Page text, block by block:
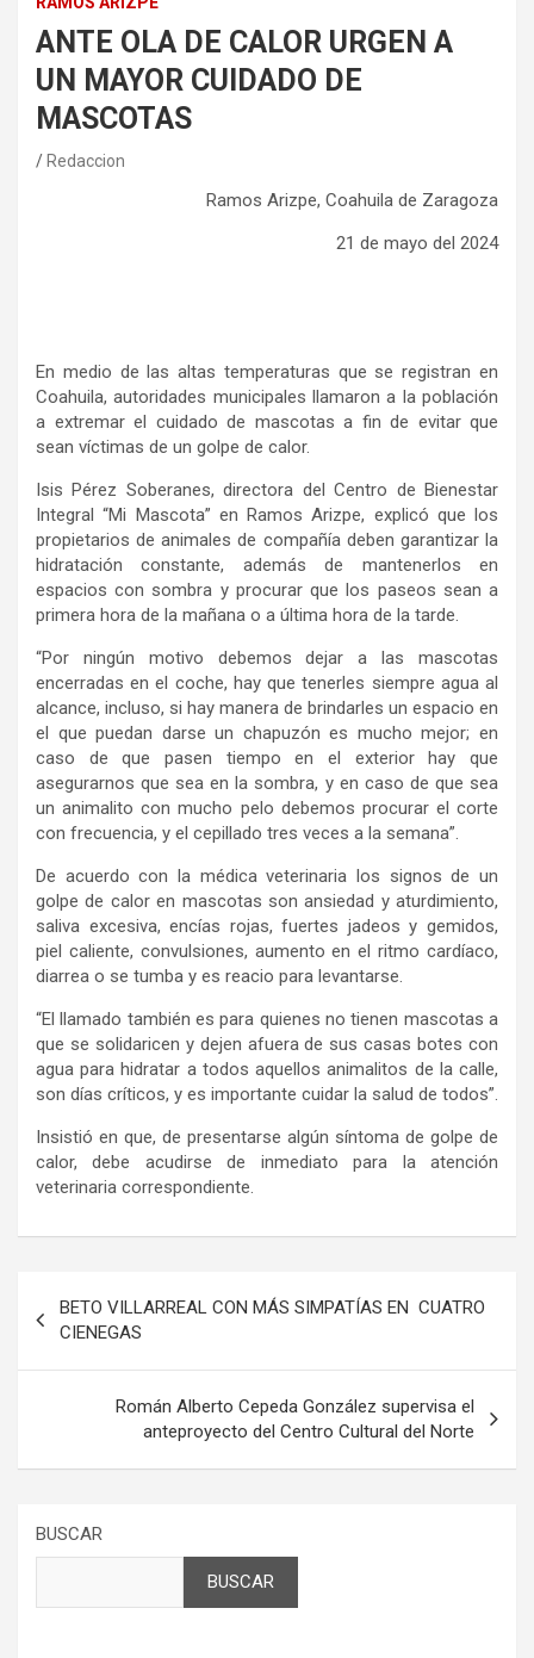
ANTE OLA DE CALOR URGEN A
UN MAYOR CUIDADO DE
MASCOTAS
Redaccion
Ramos Arizpe, Coahuila de Zaragoza
21 de mayo del 2024
En medio de las altas temperaturas que se registran en
Coahuila, autoridades municipales llamaron a la población
a extremar el cuidado de mascotas a fin de evitar que
sean víctimas de un golpe de calor.
Isis Pérez Soberanes, directora del Centro de Bienestar
Integral “Mi Mascota” en Ramos Arizpe, explicó que los
propietarios de animales de compañía deben garantizar la
hidratación constante, además de mantenerlos en
espacios con sombra y procurar que los paseos sean a
primera hora de la mañana o a última hora de la tarde.
“Por ningún motivo debemos dejar a las mascotas
encerradas en el coche, hay que tenerles siempre agua al
alcance, incluso, si hay manera de brindarles un espacio en
el que puedan darse un chapuzón es mucho mejor; en
caso de que pasen tiempo en el exterior hay que
asegurarnos que sea en la sombra, y en caso de que sea
un animalito con mucho pelo debemos procurar el corte
con frecuencia, y el cepillado tres veces a la semana”.
De acuerdo con la médica veterinaria los signos de un
golpe de calor en mascotas son ansiedad y aturdimiento,
saliva excesiva, encías rojas, fuertes jadeos y gemidos,
piel caliente, convulsiones, aumento en el ritmo cardíaco,
diarrea o se tumba y es reacio para levantarse.
“El llamado también es para quienes no tienen mascotas a
que se solidaricen y dejen afuera de sus casas botes con
agua para hidratar a todos aquellos animalitos de la calle,
son días críticos, y es importante cuidar la salud de todos”.
Insistió en que, de presentarse algún síntoma de golpe de
calor, debe acudirse de inmediato para la atención
veterinaria correspondiente.
de
entradas
BETO VILLARREAL CON MÁS SIMPATÍAS EN CUATRO
CIENEGAS
Román Alberto Cepeda González supervisa el
anteproyecto del Centro Cultural del Norte
BUSCAR
BUSCAR